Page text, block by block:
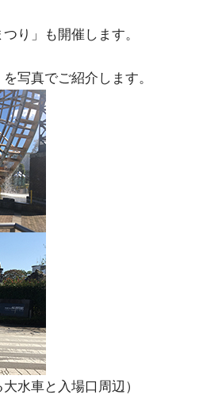
り」も開催します。
写真でご紹介します。
水車と入場口周辺）